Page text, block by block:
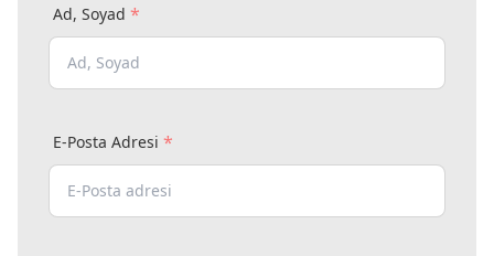
Ad, Soyad *
E-Posta Adresi *